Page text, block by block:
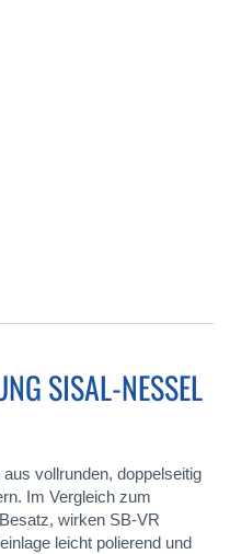
SISAL-NESSEL
vollrunden, doppelseitig
Im Vergleich zum
wirken SB-VR
leicht polierend und